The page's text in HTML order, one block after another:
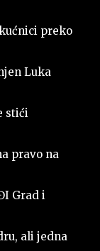
preko
Luka
stići
pravo na
Grad i
ali jedna